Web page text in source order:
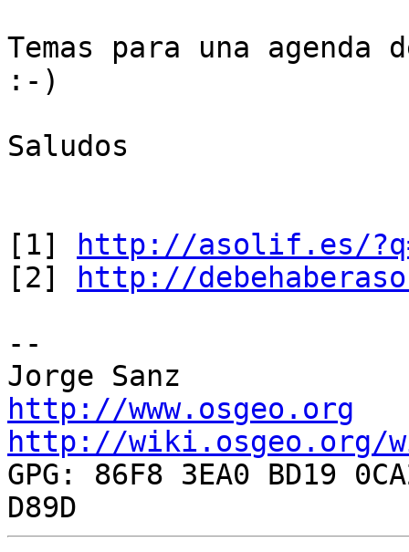
Temas para una agenda
:-)
Saludos
[1]
http://asolif.es/
[2]
http://
--
http://www.osgeo.org
http://wiki.osgeo.org/
GPG: 86F8 3EA0 BD19